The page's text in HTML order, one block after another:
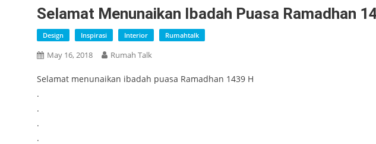
Selamat Menunaikan Ibadah Puasa Ramadhan
Design Inspirasi Interior Rumahtalk
May 16, 2018 Rumah Talk
Selamat menunaikan ibadah puasa Ramadhan 1439 H
.
.
.
.